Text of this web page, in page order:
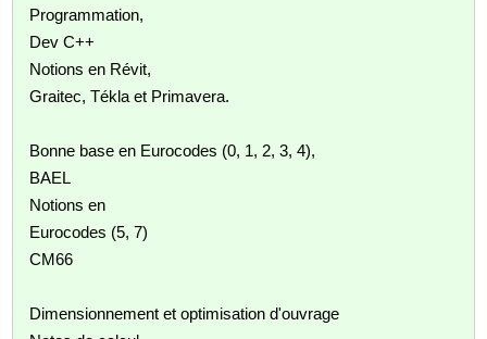
Programmation,
Dev C++
Notions en Révit,
Graitec, Tékla et Primavera.
Bonne base en Eurocodes (0, 1, 2, 3, 4),
BAEL
Notions en
Eurocodes (5, 7)
CM66
Dimensionnement et optimisation d'ouvrage